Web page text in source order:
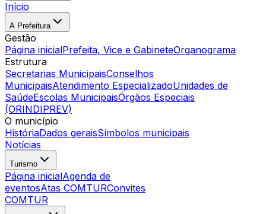
Início
A Prefeitura
Gestão
Página inicialPrefeita, Vice e GabineteOrganograma
Estrutura
Secretarias MunicipaisConselhos
MunicipaisAtendimento EspecializadoUnidades de
SaúdeEscolas MunicipaisÓrgãos Especiais
(ORINDIPREV)
O município
HistóriaDados geraisSímbolos municipais
Notícias
Turismo
Página inicialAgenda de
eventosAtas COMTURConvites
COMTUR